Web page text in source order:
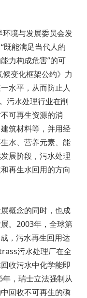
境与发展委员会发
既能满足当代人的
力构成危害”的可
变化框架公约》力
水平，从而防止人
污水处理行业在削
可再生资源的消
筑材料等，并用经
水、营养元素、能
展阶段，污水处理
再生水回用的方向
概念的同时，也成
。2003年，全球第
，污水再生回用达
污水处理厂在全
收污水中化学能即
，瑞士立法强制从
回收不可再生的磷